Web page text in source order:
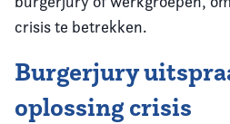
crisis te betrekken.
Burgerjury
oplossing crisis